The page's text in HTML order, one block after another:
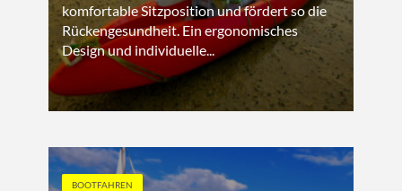
komfortable Sitzposition und fördert so die
Rückengesundheit. Ein ergonomisches
Design und individuelle...
BOOTFAHREN